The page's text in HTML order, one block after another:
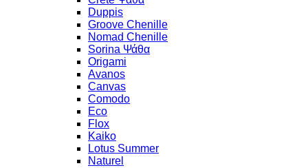
Duppis
Groove Chenille
Nomad Chenille
Sorina Ψάθα
Origami
Avanos
Canvas
Comodo
Eco
Flox
Kaiko
Lotus Summer
Naturel